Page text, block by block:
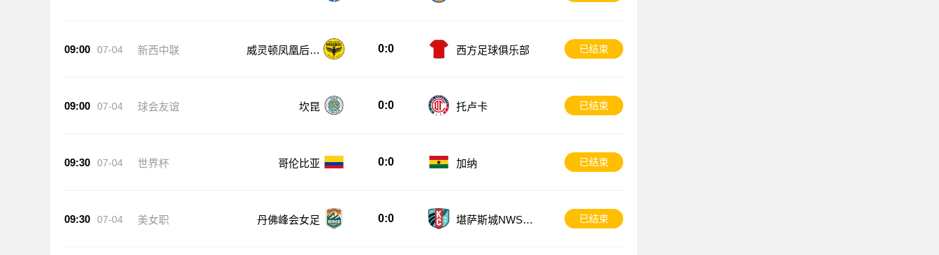
09:00 07-04 新西中联
威灵顿凤凰后备
0:0 西方足球俱乐部 已结束
09:00 07-04 球会友谊 坎昆 0:0 托卢卡 已结束
09:30 07-04 世界杯 哥伦比亚 0:0 加纳 已结束
09:30 07-04 美女职 丹佛峰会女足 0:0
堪萨斯城NWSL
已结束